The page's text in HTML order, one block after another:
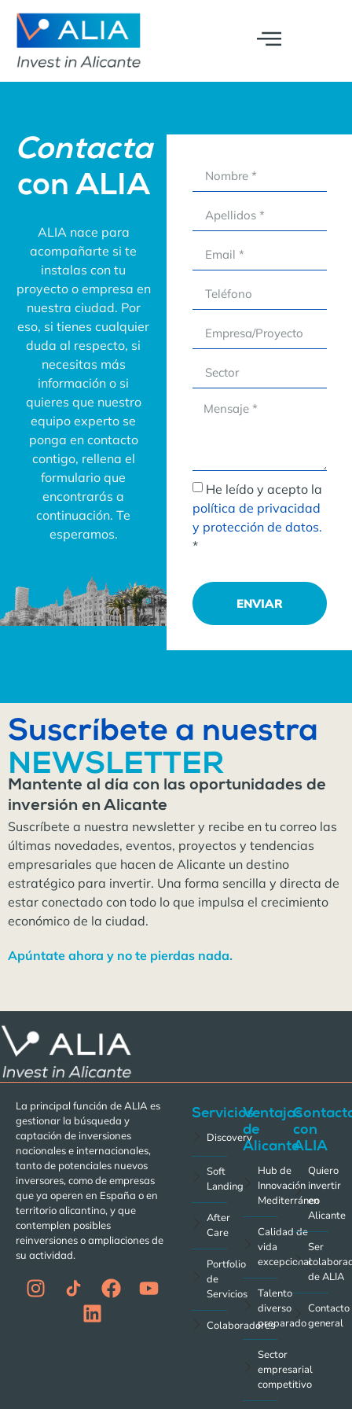
Contacta
con ALIA
ALIA nace para
acompañarte si te
instalas con tu
proyecto o empresa en
nuestra ciudad. Por
eso, si tienes cualquier
duda al respecto, si
necesitas más
información o si
quieres que nuestro
equipo experto se
ponga en contacto
contigo, rellena el
formulario que
encontrarás a
continuación. Te
esperamos.
He leído y acepto la
política de privacidad
y protección de datos.
*
ENVIAR
Suscríbete a nuestra
NEWSLETTER
Mantente al día con las oportunidades de
inversión en Alicante
Suscríbete a nuestra newsletter y recibe en tu correo las
últimas novedades, eventos, proyectos y tendencias
empresariales que hacen de Alicante un destino
estratégico para invertir. Una forma sencilla y directa de
estar conectado con todo lo que impulsa el crecimiento
económico de la ciudad.
Apúntate ahora y no te pierdas nada.
La principal función de ALIA es
gestionar la búsqueda y
captación de inversiones
nacionales e internacionales,
tanto de potenciales nuevos
inversores, como de empresas
que ya operen en España o en
territorio alicantino, y que
contemplen posibles
reinversiones o ampliaciones de
su actividad.
Servicios
Discovery
Soft
Landing
After
Care
Portfolio
de
Servicios
Colaboradores
Ventajas
de
Alicante
Hub de
Innovación
Mediterráneo
Calidad de
vida
excepcional
Talento
diverso
preparado
Sector
empresarial
competitivo
con
ALIA
Quiero
invertir
en
Alicante
Ser
de ALIA
Contacto
general